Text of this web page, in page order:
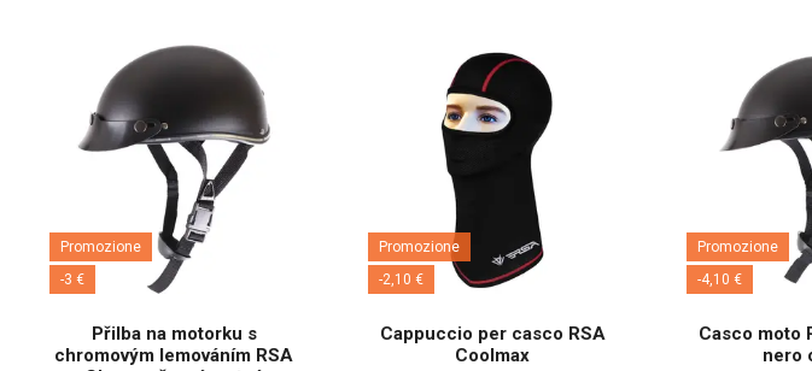
Promozione
-3 €
Přilba na motorku s
chromovým lemováním RSA
Promozione
-2,10 €
Cappuccio per casco RSA
Coolmax
Promozione
-4,10 €
Casco moto
nero